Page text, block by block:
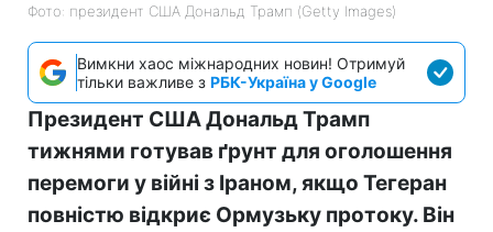
Фото: президент США Дональд Трамп (Getty Images)
Вимкни хаос міжнародних новин! Отримуй
тільки важливе з РБК-Україна у Google
Президент США Дональд Трамп
тижнями готував ґрунт для оголошення
перемоги у війні з Іраном, якщо Тегеран
повністю відкриє Ормузьку протоку. Він